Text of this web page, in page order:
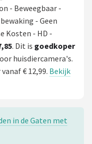
- Beweegbaar -
- Geen
Kosten - HD -
. Dit is goedkoper
huisdiercamera's.
€ 12,99. Bekijk
in de Gaten met